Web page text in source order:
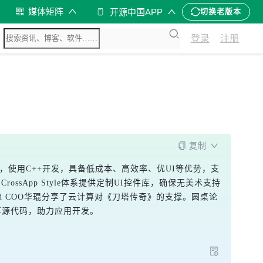
媒体矩阵 开源中国APP 切换老版本
登录 注册
复制
使用C++开发，具备低成本、高效率、优UI等优势，支
Style体系提供定制UI控件库，确保无美术支持
华琨分享了云计算对《刀塔传奇》的支撑。圆桌论
代码，助力应用开发。